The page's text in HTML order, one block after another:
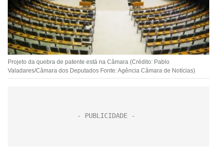
Projeto da quebra de patente está na Câmara (Crédito: Pablo
Valadares/Câmara dos Deputados Fonte: Agência Câmara de Notícias)